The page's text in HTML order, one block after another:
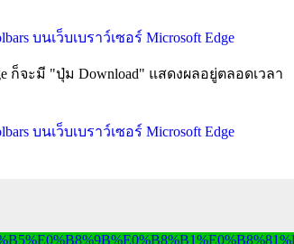
ก็จะมี "ปุ่ม Download" แสดงผลอยู่ตลอดเวลา